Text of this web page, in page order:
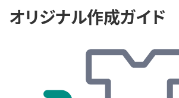
オリジナル作成ガイド